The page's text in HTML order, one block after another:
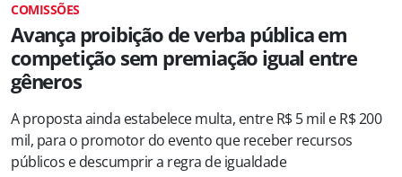
COMISSÕES
Avança proibição de verba pública em
competição sem premiação igual entre
gêneros
A proposta ainda estabelece multa, entre R$ 5 mil e R$ 200
mil, para o promotor do evento que receber recursos
públicos e descumprir a regra de igualdade